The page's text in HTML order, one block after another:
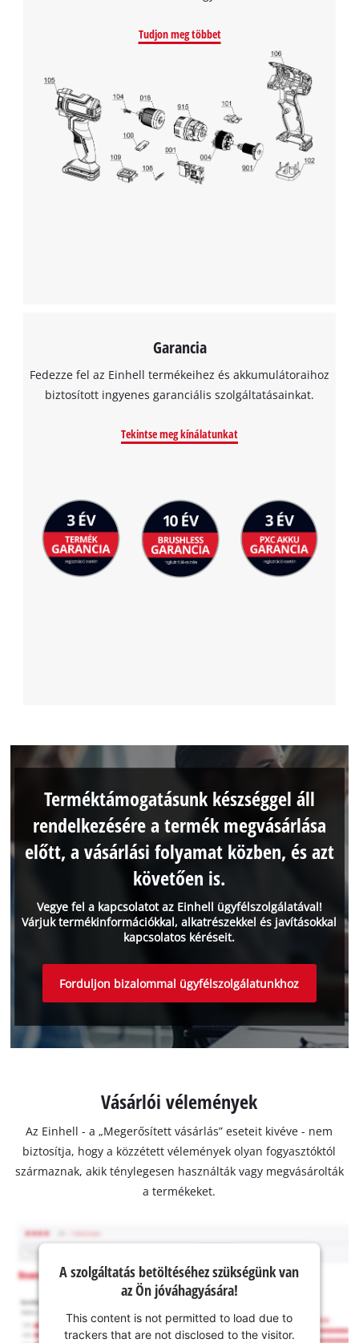
A Google Maps szolgáltatás betöltéséhez
szükségünk van az Ön jóváhagyására!
This content is not permitted to load due
to trackers that are not disclosed to the
visitor. The website owner needs to setup
the site with their CMP to add this content
to the list of technologies used.
Powered by
Usercentrics Consent
Management Platform
Tudjon meg többet
Garancia
Fedezze fel az Einhell termékeihez és akkumulátoraihoz
biztosított ingyenes garanciális szolgáltatásainkat.
Tekintse meg kínálatunkat
Vegye fel a kapcsolatot az Einhell ügyfélszolgálatával!
Várjuk termékinformációkkal, alkatrészekkel és javításokkal
kapcsolatos kéréseit.
Terméktámogatásunk készséggel áll
rendelkezésére a termék megvásárlása
előtt, a vásárlási folyamat közben, és azt
követően is.
Forduljon bizalommal ügyfélszolgálatunkhoz
Vásárlói vélemények
Az Einhell - a „Megerősített vásárlás” eseteit kivéve - nem
biztosítja, hogy a közzétett vélemények olyan fogyasztóktól
származnak, akik ténylegesen használták vagy megvásárolták
a termékeket.
A szolgáltatás betöltéséhez szükségünk van
az Ön jóváhagyására!
This content is not permitted to load due to
trackers that are not disclosed to the visitor.